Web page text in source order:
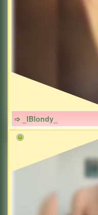
➩ _IBlondy_